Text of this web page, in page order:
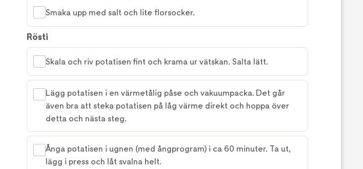
Smaka upp med salt och lite florsocker.
Rösti
Skala och riv potatisen fint och krama ur vätskan. Salta lätt.
Lägg potatisen i en värmetålig påse och vakuumpacka. Det går
även bra att steka potatisen på låg värme direkt och hoppa över
detta och nästa steg.
Ånga potatisen i ugnen (med ångprogram) i ca 60 minuter. Ta ut,
lägg i press och låt svalna helt.